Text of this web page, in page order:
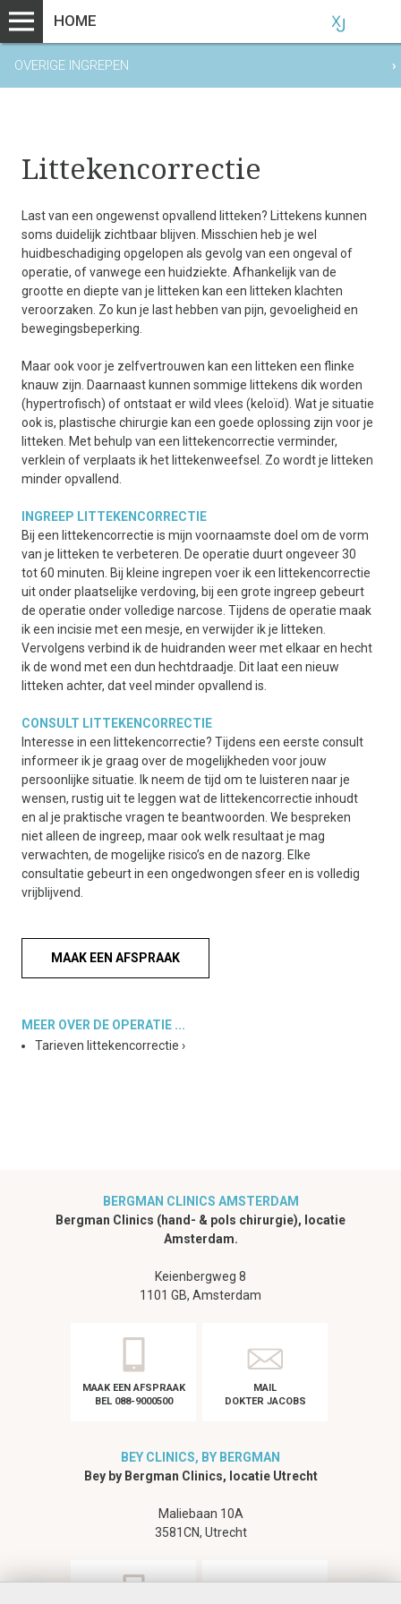
HOME
OVERIGE INGREPEN ›
Littekencorrectie
Last van een ongewenst opvallend litteken? Littekens kunnen
soms duidelijk zichtbaar blijven. Misschien heb je wel
huidbeschadiging opgelopen als gevolg van een ongeval of
operatie, of vanwege een huidziekte. Afhankelijk van de
grootte en diepte van je litteken kan een litteken klachten
veroorzaken. Zo kun je last hebben van pijn, gevoeligheid en
bewegingsbeperking.
Maar ook voor je zelfvertrouwen kan een litteken een flinke
knauw zijn. Daarnaast kunnen sommige littekens dik worden
(hypertrofisch) of ontstaat er wild vlees (keloïd). Wat je situatie
ook is, plastische chirurgie kan een goede oplossing zijn voor je
litteken. Met behulp van een littekencorrectie verminder,
verklein of verplaats ik het littekenweefsel. Zo wordt je litteken
minder opvallend.
INGREEP LITTEKENCORRECTIE
Bij een littekencorrectie is mijn voornaamste doel om de vorm
van je litteken te verbeteren. De operatie duurt ongeveer 30
tot 60 minuten. Bij kleine ingrepen voer ik een littekencorrectie
uit onder plaatselijke verdoving, bij een grote ingreep gebeurt
de operatie onder volledige narcose. Tijdens de operatie maak
ik een incisie met een mesje, en verwijder ik je litteken.
Vervolgens verbind ik de huidranden weer met elkaar en hecht
ik de wond met een dun hechtdraadje. Dit laat een nieuw
litteken achter, dat veel minder opvallend is.
CONSULT LITTEKENCORRECTIE
Interesse in een littekencorrectie? Tijdens een eerste consult
informeer ik je graag over de mogelijkheden voor jouw
persoonlijke situatie. Ik neem de tijd om te luisteren naar je
wensen, rustig uit te leggen wat de littekencorrectie inhoudt
en al je praktische vragen te beantwoorden. We bespreken
niet alleen de ingreep, maar ook welk resultaat je mag
verwachten, de mogelijke risico’s en de nazorg. Elke
consultatie gebeurt in een ongedwongen sfeer en is volledig
vrijblijvend.
MAAK EEN AFSPRAAK
MEER OVER DE OPERATIE ...
Tarieven littekencorrectie›
BERGMAN CLINICS AMSTERDAM
Bergman Clinics (hand- & pols chirurgie), locatie
Amsterdam.
Keienbergweg 8
1101 GB, Amsterdam
MAAK EEN AFSPRAAK
BEL 088-9000500
MAIL
DOKTER JACOBS
BEY CLINICS, BY BERGMAN
Bey by Bergman Clinics, locatie Utrecht
Maliebaan 10A
3581CN, Utrecht